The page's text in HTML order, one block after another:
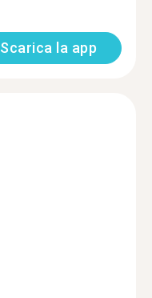
Scarica la app